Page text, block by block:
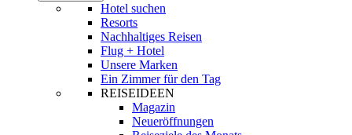
Hotel suchen
Resorts
Nachhaltiges Reisen
Flug + Hotel
Unsere Marken
Ein Zimmer für den Tag
REISEIDEEN
Magazin
Neueröffnungen